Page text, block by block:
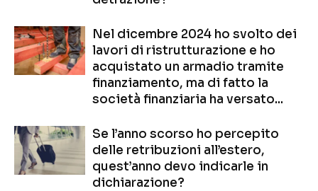
Nel dicembre 2024 ho svolto dei
lavori di ristrutturazione e ho
acquistato un armadio tramite
finanziamento, ma di fatto la
società finanziaria ha versato...
Se l’anno scorso ho percepito
delle retribuzioni all’estero,
quest’anno devo indicarle in
dichiarazione?